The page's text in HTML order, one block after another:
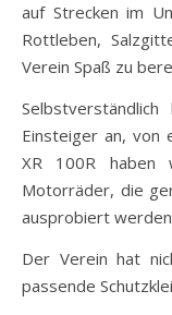
auf Strecken im
Rottleben,
Verein Spaß zu
Einsteiger an, von
XR 100R haben
Motorräder, die
ausprobiert werden
Der Verein hat
passende